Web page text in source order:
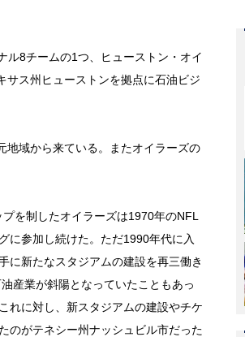
ル8チームの1つ、ヒューストン・オイ
サス州ヒューストンを拠点に石油ビジ
地域から来ている。またオイラーズの
を制したオイラーズは1970年のNFL
に参加し続けた。ただ1990年代に入
に新たなスタジアムの建設を再三働き
産業が斜陽となっていたこともあっ
れに対し、新スタジアムの建設やチケ
のがテネシー州ナッシュビル市だった